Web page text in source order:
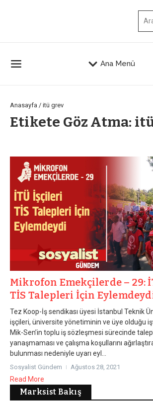
Ana Menü
Anasayfa / itü grev
Etikete Göz Atma:
Mikrofon Emekçilerde – 29:
TİS Talepleri İçin
Tez Koop-İş sendikası üyesi İstanbul Teknik
işçileri, üniversite yönetiminin ve üye olduğu
Mik-Sen’in toplu iş sözleşmesi sürecinde
yanaşmaması ve çalışma koşullarını
bulunması nedeniyle uyarı eyl...
Sosyalist Gündem Ağustos 28, 2021
Read More
Marksist Bakış